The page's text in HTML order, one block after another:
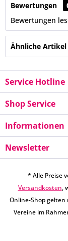
Bewertungen
Bewertungen
Ähnliche Artikel
Service Hotline
Shop Service
Informationen
Newsletter
* Alle Preise
Versandkosten,
Online-Shop
Vereine im